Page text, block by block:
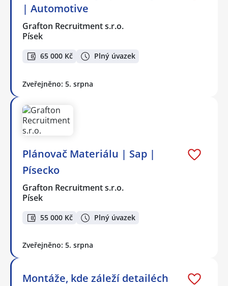
| Automotive
Grafton Recruitment s.r.o.
Písek
65 000 Kč Plný úvazek
Zveřejněno: 5. srpna
Plánovač Materiálu | Sap |
Písecko
Grafton Recruitment s.r.o.
Písek
55 000 Kč Plný úvazek
Zveřejněno: 5. srpna
Montáže, kde záleží detailéch